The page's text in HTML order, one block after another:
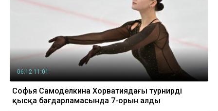
06.12 11:01
Софья Самоделкина Хорватиядағы турнирдің
қысқа бағдарламасында 7-орын алды